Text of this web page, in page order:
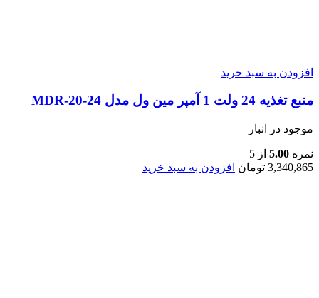
افزودن به سبد خرید
منبع تغذیه 24 ولت 1 آمپر مین ول مدل MDR-20-24
موجود در انبار
نمره 5.00 از 5
3,340,865 تومان افزودن به سبد خرید